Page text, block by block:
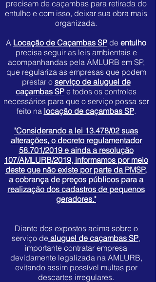
precisam de caçambas para retirada do
entulho e com isso, deixar sua obra mais
organizada.
A Locação de Caçambas SP de entulho
precisa seguir as leis ambientais e
acompanhandas pela AMLURB em SP,
que regulariza as empresas que podem
prestar o serviço de aluguel de
caçambas SP e todos os controles
necessários para que o serviço possa ser
feito na locação de caçambas SP.
"Considerando a lei 13.478/02 suas
alterações, o decreto regulamentador
58.701/2019 e ainda a resolução
107/AMLURB/2019, informamos por meio
deste que não existe por parte da PMSP,
a cobrança de preços públicos para a
realização dos cadastros de pequenos
geradores."
Diante dos expostos acima sobre o
serviço de aluguel de caçambas SP,
importante contratar empresa
devidamente legalizada na AMLURB,
evitando assim possível multas por
descartes irregulares.